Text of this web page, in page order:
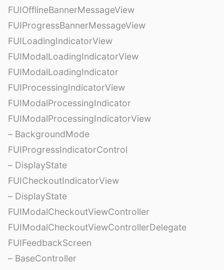
FUIOfflineBannerMessageView
FUIProgressBannerMessageView
FUILoadingIndicatorView
FUIModalLoadingIndicatorView
FUIModalLoadingIndicator
FUIProcessingIndicatorView
FUIModalProcessingIndicator
FUIModalProcessingIndicatorView
– BackgroundMode
FUIProgressIndicatorControl
– DisplayState
FUICheckoutIndicatorView
– DisplayState
FUIModalCheckoutViewController
FUIModalCheckoutViewControllerDelegate
FUIFeedbackScreen
– BaseController